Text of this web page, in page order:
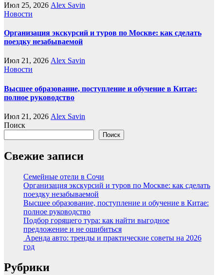
Июл 25, 2026 Alex Savin
Новости
Организация экскурсий и туров по Москве: как сделать
поездку незабываемой
Июл 21, 2026 Alex Savin
Новости
Высшее образование, поступление и обучение в Китае:
полное руководство
Июл 21, 2026 Alex Savin
Поиск
Поиск
Свежие записи
Семейные отели в Сочи
Организация экскурсий и туров по Москве: как сделать
поездку незабываемой
Высшее образование, поступление и обучение в Китае:
полное руководство
Подбор горящего тура: как найти выгодное
предложение и не ошибиться
Аренда авто: тренды и практические советы на 2026
год
Рубрики